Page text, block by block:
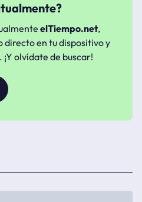
elTiempo.net,
directo en tu dispositivo y
olvídate de buscar!